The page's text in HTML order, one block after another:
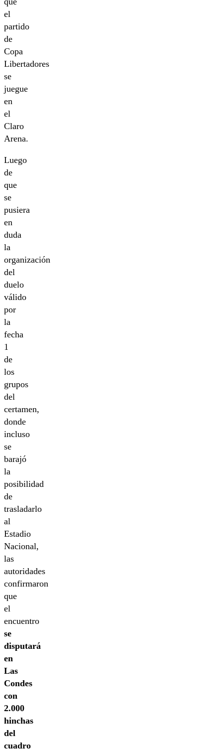
el
partido
de
Copa
Libertadores
se
juegue
en
el
Claro
Arena.
Luego
de
que
se
pusiera
en
duda
la
organización
del
duelo
válido
por
la
fecha
1
de
los
grupos
del
certamen,
donde
incluso
se
barajó
la
posibilidad
de
trasladarlo
al
Estadio
Nacional,
las
autoridades
confirmaron
que
el
encuentro
se
disputará
en
Las
Condes
con
2.000
hinchas
del
cuadro